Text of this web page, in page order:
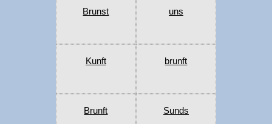
Brunst uns
Kunft brunft
Brunft Sunds